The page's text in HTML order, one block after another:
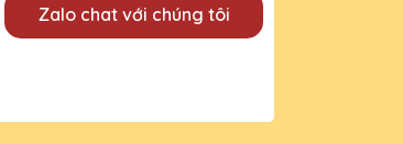
Zalo chat với chúng tôi